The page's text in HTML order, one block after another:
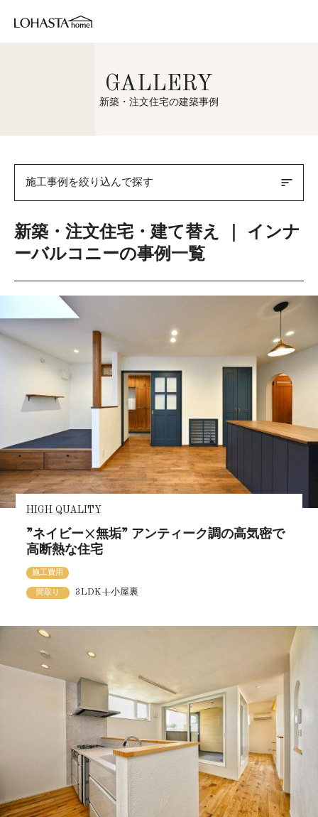
GALLERY
新築・注文住宅の建築事例
sort
施工事例を絞り込んで探す
新築・注文住宅・建て替え ｜ インナ
ーバルコニーの事例一覧
HIGH QUALITY
”ネイビー×無垢” アンティーク調の高気密で
高断熱な住宅
施工費用
間取り 3LDK+小屋裏